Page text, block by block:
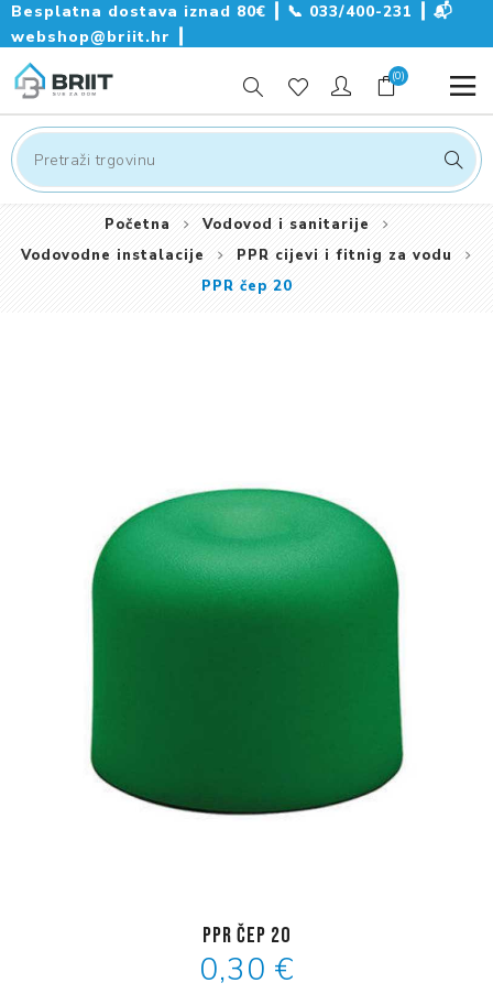
Besplatna dostava iznad 80€ ┃ 📞 033/400-231
📬
webshop@briit.hr
(0)
Početna
Vodovod i sanitarije
Vodovodne instalacije
PPR cijevi i fitnig za vodu
PPR čep 20
PPR čep 20
0,30 €